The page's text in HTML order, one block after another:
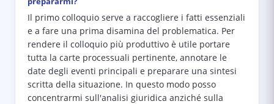
Il primo colloquio serve a raccogliere i fatti essenziali
e a fare una prima disamina del problematica. Per
rendere il colloquio più produttivo è utile portare
tutta la carte processuali pertinente, annotare le
date degli eventi principali e preparare una sintesi
scritta della situazione. In questo modo posso
concentrarmi sull'analisi giuridica anziché sulla